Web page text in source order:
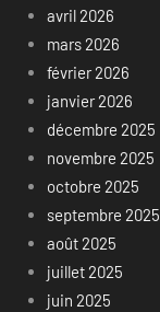
avril 2026
mars 2026
février 2026
janvier 2026
décembre 2025
novembre 2025
octobre 2025
septembre 2025
août 2025
juillet 2025
juin 2025